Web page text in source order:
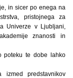
in sicer po enega na
pristojnega za
Univerze v Ljubljani,
znanosti in
poteku te dobe lahko
izmed predstavnikov